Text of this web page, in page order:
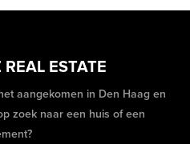
REAL ESTATE
aangekomen in Den Haag en
zoek naar een huis of een